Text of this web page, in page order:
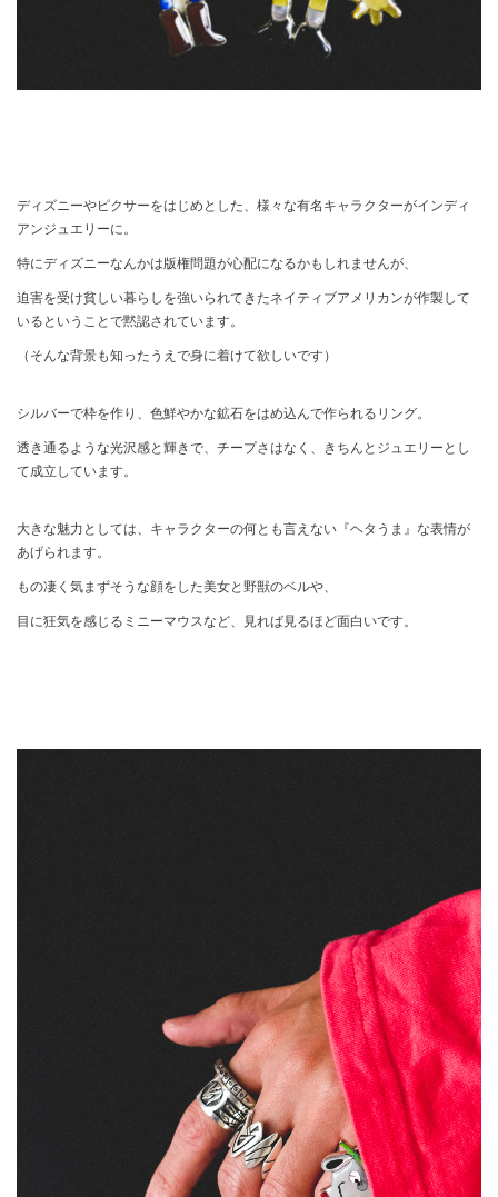
ディズニーやピクサーをはじめとした、様々な有名キャラクターがインディ
アンジュエリーに。
特にディズニーなんかは版権問題が心配になるかもしれませんが、
迫害を受け貧しい暮らしを強いられてきたネイティブアメリカンが作製して
いるということで黙認されています。
（そんな背景も知ったうえで身に着けて欲しいです）
シルバーで枠を作り、色鮮やかな鉱石をはめ込んで作られるリング。
透き通るような光沢感と輝きで、チープさはなく、きちんとジュエリーとし
て成立しています。
大きな魅力としては、キャラクターの何とも言えない『ヘタうま』な表情が
あげられます。
もの凄く気まずそうな顔をした美女と野獣のベルや、
目に狂気を感じるミニーマウスなど、見れば見るほど面白いです。